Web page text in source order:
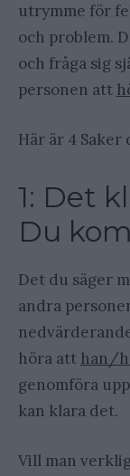
utrymme för
och problem.
och fråga sig
personen att
Här är 4
1: Det
Du
Det du säger
andra
höra att han/
genomföra
kan klara det.
Vill man